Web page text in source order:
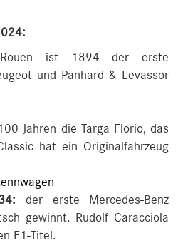
ist 1894 der erste
und Panhard & Levassor
Jahren die Targa Florio, das
hat ein Originalfahrzeug
der erste Mercedes-Benz
gewinnt. Rudolf Caracciola
F1-Titel.